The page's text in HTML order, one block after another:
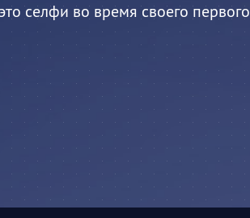
селфи во время своего первого